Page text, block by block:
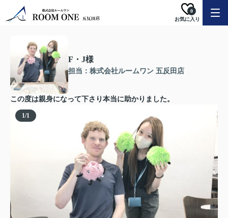
お気に入り
0
F・J様
担当：株式会社ルームワン 五反田店
この度は親身になって下さり本当に助かりました。
1/1